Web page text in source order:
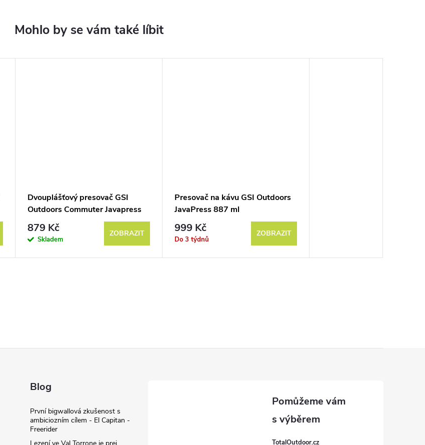
Dvouplášťový presovač GSI
Outdoors Commuter Javapress
444 ml
879 Kč
Skladem
ZOBRAZIT
Presovač na kávu GSI Outdoors
JavaPress 887 ml
999 Kč
Do 3 týdnů
ZOBRAZIT
Blog
První bigwallová zkušenost s
ambiciozním cílem - El Capitan -
Freerider
TotalOutdoor.cz